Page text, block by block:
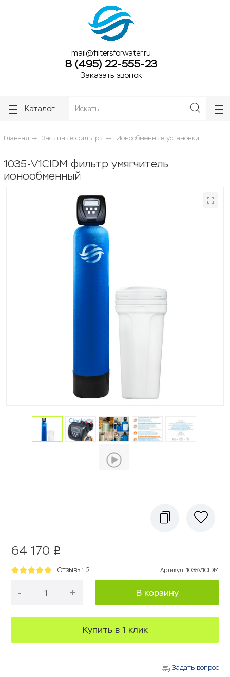
mail@filtersforwater.ru
8 (495) 22-555-23
Заказать звонок
Каталог
Главная Засыпные фильтры Ионообменные установки
1035-V1CIDM фильтр умягчитель
ионообменный
64 170 p
Отзывы: 2 Артикул:1035V1CIDM
- + В корзину
Купить в 1 клик
Задать вопрос